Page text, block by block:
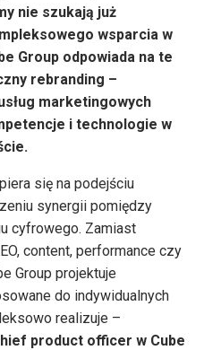
nie szukają już
wsparcia w
Group odpowiada na te
rebranding –
marketingowych
i technologie w
się na podejściu
synergii pomiędzy
cyfrowego. Zamiast
content, performance czy
Group projektuje
do indywidualnych
realizuje –
product officer w Cube